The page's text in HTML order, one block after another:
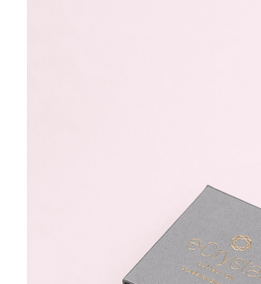
Swarovski® Rivoli
Sunflower 8mm
Leverback